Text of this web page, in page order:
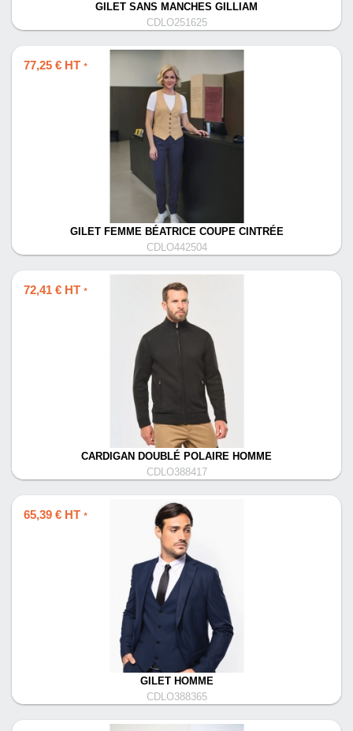
GILET SANS MANCHES GILLIAM
CDLO251625
77,25 € HT *
GILET FEMME BÉATRICE COUPE CINTRÉE
CDLO442504
72,41 € HT *
CARDIGAN DOUBLÉ POLAIRE HOMME
CDLO388417
65,39 € HT *
GILET HOMME
CDLO388365